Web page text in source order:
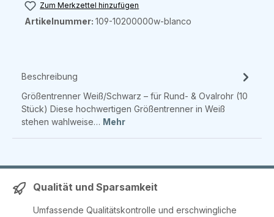
Zum Merkzettel hinzufügen
Artikelnummer: 109-10200000w-blanco
Beschreibung
Größentrenner Weiß/Schwarz – für Rund- & Ovalrohr (10
Stück) Diese hochwertigen Größentrenner in Weiß
stehen wahlweise… Mehr
Qualität und Sparsamkeit
Umfassende Qualitätskontrolle und erschwingliche